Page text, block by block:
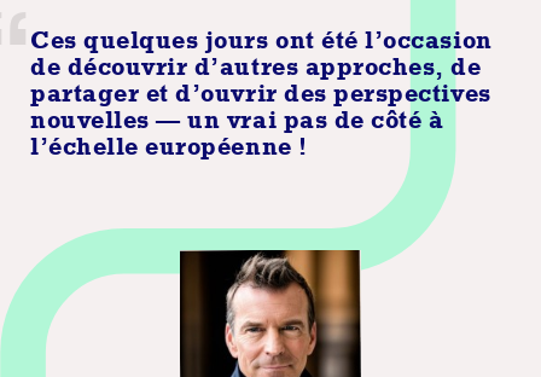
Ces quelques jours ont été l’occasion
de découvrir d’autres approches, de
partager et d’ouvrir des perspectives
nouvelles — un vrai pas de côté à
l’échelle européenne !